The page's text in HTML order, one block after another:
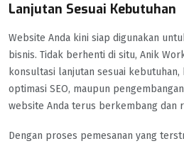
Lanjutan Sesuai Kebutuhan
Website Anda kini siap digunakan
bisnis. Tidak berhenti di situ, Anik
konsultasi lanjutan sesuai
optimasi SEO, maupun
website Anda terus berkembang dan
Dengan proses pemesanan yang